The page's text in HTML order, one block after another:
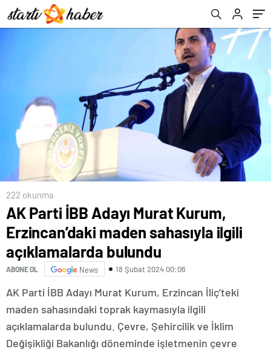
açıklamalarda bulundu
222 okunma
AK Parti İBB Adayı Murat Kurum,
Erzincan’daki maden sahasıyla ilgili
açıklamalarda bulundu
ABONE OL News 18 Şubat 2024 00:06
AK Parti İBB Adayı Murat Kurum, Erzincan İliç’teki
maden sahasındaki toprak kaymasıyla ilgili
açıklamalarda bulundu. Çevre, Şehircilik ve İklim
Değişikliği Bakanlığı döneminde işletmenin çevre